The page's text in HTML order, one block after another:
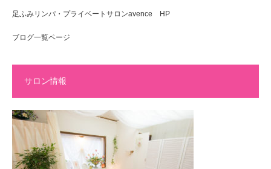
足ふみリンパ・プライベートサロンavence HP
ブログ一覧ページ
サロン情報